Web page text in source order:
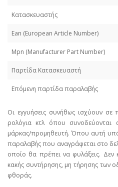
Κατασκευαστής
Εan (European Article Number)
Mpn (Manufacturer Part Number)
Παρτίδα Κατασκευαστή
Επόμενη παρτίδα παραλαβής
Οι εγγυήσεις συνήθως ισχύουν σε
ρολόγια κτλ όπου συνοδεύονται
μάρκας/προμηθευτή. Όπου αυτή
παραλαβής που αναγράφεται στο
οποίο θα πρέπει να φυλάξεις. Δεν
κακής συντήρησης, μη τήρησης των
φθοράς.